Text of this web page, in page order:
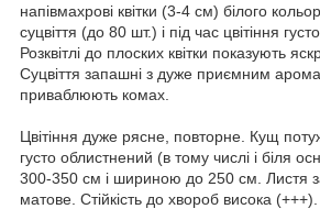
напівмахрові квітки (3-4 см) білого
суцвіття (до 80 шт.) і під час цвітіння
Розквітлі до плоских квітки показують
Суцвіття запашні з дуже приємним
приваблюють комах.
Цвітіння дуже рясне, повторне. Кущ
густо облистнений (в тому числі і біля
300-350 см і шириною до 250 см. Листя
матове. Стійкість до хвороб висока